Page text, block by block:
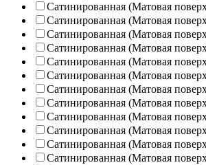
Сатинированная (Матовая
Сатинированная (Матовая
Сатинированная (Матовая
Сатинированная (Матовая
Сатинированная (Матовая
Сатинированная (Матовая
Сатинированная (Матовая
Сатинированная (Матовая
Сатинированная (Матовая
Сатинированная (Матовая
Сатинированная (Матовая
Сатинированная (Матовая